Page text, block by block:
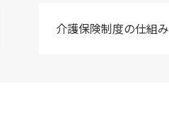
介護保険制度の仕組み